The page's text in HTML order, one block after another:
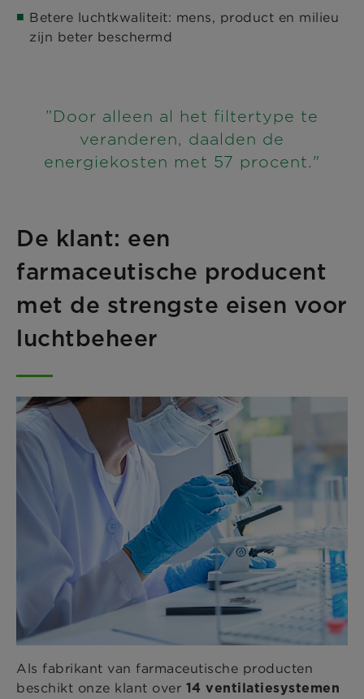
Betere luchtkwaliteit: mens, product en milieu
zijn beter beschermd
”Door alleen al het filtertype te
veranderen, daalden de
energiekosten met 57 procent."
De klant: een
farmaceutische producent
met de strengste eisen voor
luchtbeheer
Als fabrikant van farmaceutische producten
beschikt onze klant over 14 ventilatiesystemen